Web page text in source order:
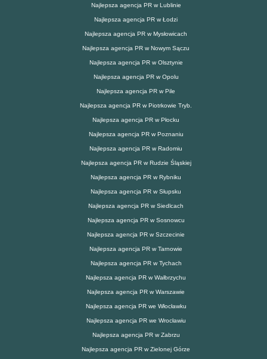
Najlepsza agencja PR w Lublinie
Najlepsza agencja PR w Łodzi
Najlepsza agencja PR w Mysłowicach
Najlepsza agencja PR w Nowym Sączu
Najlepsza agencja PR w Olsztynie
Najlepsza agencja PR w Opolu
Najlepsza agencja PR w Pile
Najlepsza agencja PR w Piotrkowie Tryb.
Najlepsza agencja PR w Płocku
Najlepsza agencja PR w Poznaniu
Najlepsza agencja PR w Radomiu
Najlepsza agencja PR w Rudzie Śląskiej
Najlepsza agencja PR w Rybniku
Najlepsza agencja PR w Słupsku
Najlepsza agencja PR w Siedlcach
Najlepsza agencja PR w Sosnowcu
Najlepsza agencja PR w Szczecinie
Najlepsza agencja PR w Tarnowie
Najlepsza agencja PR w Tychach
Najlepsza agencja PR w Wałbrzychu
Najlepsza agencja PR w Warszawie
Najlepsza agencja PR we Włocławku
Najlepsza agencja PR we Wrocławiu
Najlepsza agencja PR w Zabrzu
Najlepsza agencja PR w Zielonej Górze